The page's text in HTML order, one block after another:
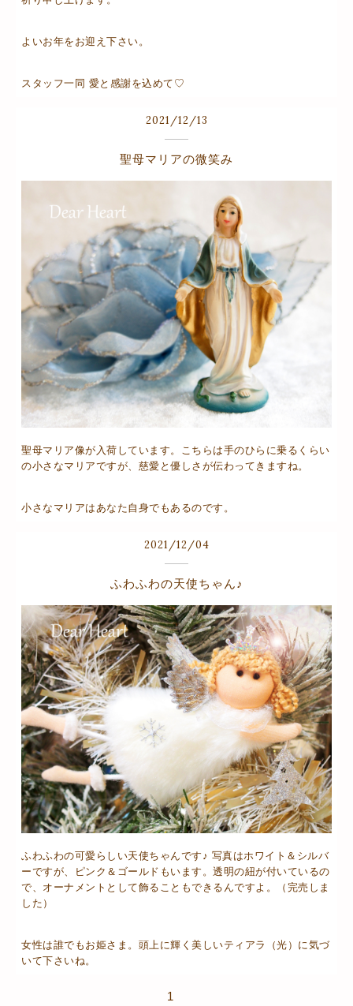
よいお年をお迎え下さい。
スタッフ一同 愛と感謝を込めて♡
2021/12/13
聖母マリアの微笑み
聖母マリア像が入荷しています。こちらは手のひらに乗るくらい
の小さなマリアですが、慈愛と優しさが伝わってきますね。
小さなマリアはあなた自身でもあるのです。
2021 /12 /04
ふわふわの天使ちゃん♪
ふわふわの可愛らしい天使ちゃんです♪ 写真はホワイト＆シルバ
ーですが、ピンク＆ゴールドもいます。透明の紐が付いているの
で、オーナメントとして飾ることもできるんですよ。（完売しま
した）
女性は誰でもお姫さま。頭上に輝く美しいティアラ（光）に気づ
いて下さいね。
1